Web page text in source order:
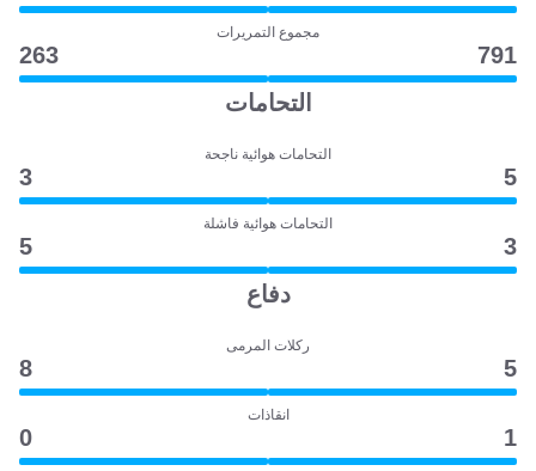
مجموع التمريرات
791
263
التحامات
التحامات هوائية ناجحة
5
3
التحامات هوائية فاشلة
3
5
دفاع
ركلات المرمى
5
8
انقاذات
1
0